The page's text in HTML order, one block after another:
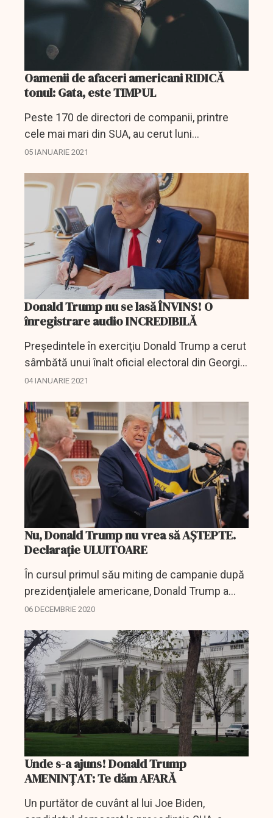
Oamenii de afaceri americani RIDICĂ
tonul: Gata, este TIMPUL
Peste 170 de directori de companii, printre
cele mai mari din SUA, au cerut luni
Congresului american să recunoască
preşedinte al ţării în cadrul...
05 IANUARIE 2021
Donald Trump nu se lasă ÎNVINS! O
înregistrare audio INCREDIBILĂ
Preşedintele în exerciţiu Donald Trump a cerut
sâmbătă unui înalt oficial electoral din Georgia
să "găsească" buletinele de vot necesare care
04 IANUARIE 2021
Nu, Donald Trump nu vrea să AȘTEPTE.
Declarație ULUITOARE
În cursul primul său miting de campanie după
prezidenţialele americane, Donald Trump a
afirmat sâmbătă seară în Georgia că va
ieşit...
06 DECEMBRIE 2020
Unde s-a ajuns! Donald Trump
AMENINȚAT: Te dăm AFARĂ
Un purtător de cuvânt al lui Joe Biden,